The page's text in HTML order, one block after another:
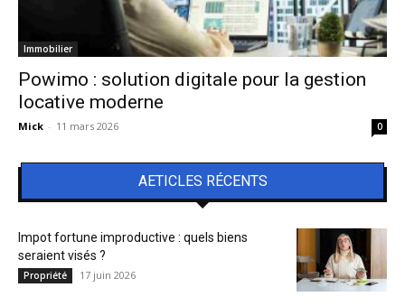
Immobilier
Powimo : solution digitale pour la gestion
locative moderne
Mick - 11 mars 2026 0
AETICLES RÉCENTS
Impot fortune improductive : quels biens
seraient visés ?
Propriété 17 juin 2026